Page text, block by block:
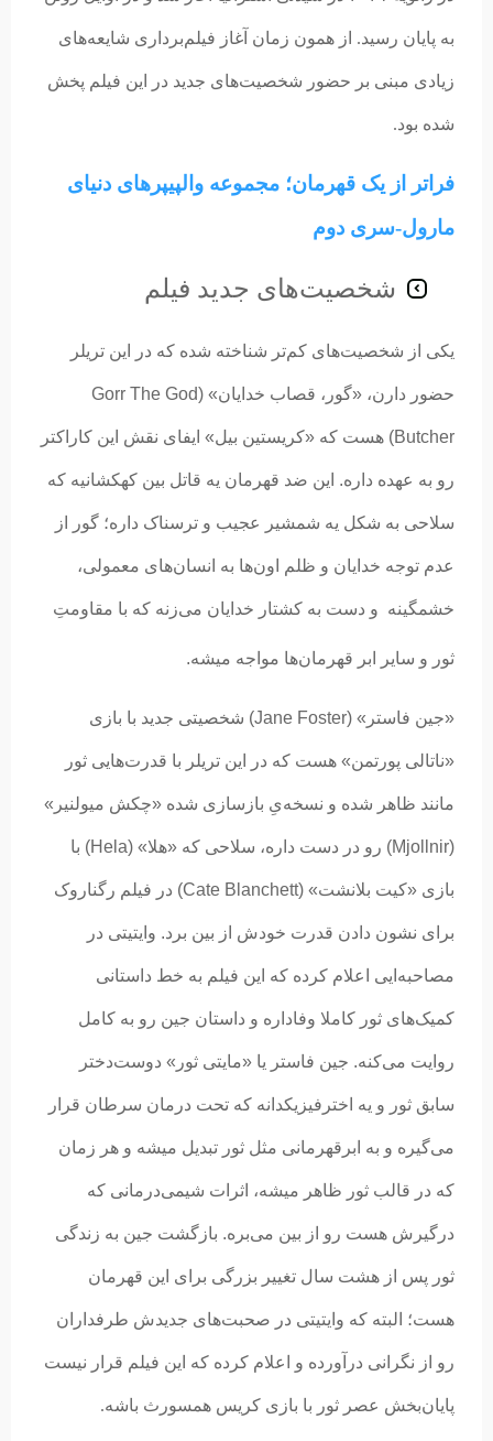
به پایان رسید. از همون زمان آغاز فیلم‌برداری شایعه‌های
زیادی مبنی بر حضور شخصیت‌های جدید در این فیلم پخش
شده‌ بود.
فراتر از یک قهرمان؛ مجموعه والپیپرهای دنیای
مارول-سری دوم
شخصیت‌های جدید فیلم
یکی از شخصیت‌های کم‌تر شناخته شده که در این تریلر
حضور دارن، «گور، قصاب خدایان» (Gorr The God
Butcher)‌ هست که «کریستین بیل» ایفای نقش این کاراکتر
رو به عهده داره. این ضد قهرمان یه قاتل بین کهکشانیه که
سلاحی به شکل یه شمشیر عجیب و ترسناک داره؛ گور از
عدم توجه خدایان و ظلم اون‌ها به انسان‌های معمولی،
خشمگینه و دست به کشتار خدایان می‌زنه که با مقاومتِ
ثور و سایر ابر قهرمان‌ها مواجه میشه.
«جین فاستر» (Jane Foster) شخصیتی جدید با بازی
«ناتالی پورتمن» هست که در این تریلر با قدرت‌هایی ثور
مانند ظاهر شده و نسخه‌یِ بازسازی شده «چکش میولنیر»
(Mjollnir) رو در دست داره، سلاحی که «هلا» (Hela) با
بازی «کیت بلانشت» (Cate Blanchett) در فیلم رگناروک
برای نشون دادن قدرت خودش از بین برد. وایتیتی در
مصاحبه‌ایی اعلام کرده که این فیلم به خط داستانی
کمیک‌های ثور کاملا وفاداره و داستان جین رو به کامل
روایت می‌کنه. جین فاستر یا «مایتی ثور» دوست‌دختر
سابق ثور و یه اخترفیزیکدانه که تحت درمان سرطان قرار
می‌گیره و به ابرقهرمانی مثل ثور تبدیل میشه و هر زمان
که در قالب ثور ظاهر میشه، اثرات شیمی‌درمانی که
درگیرش هست رو از بین می‌بره. بازگشت جین به زندگی
ثور پس از هشت سال تغییر بزرگی برای این قهرمان
هست؛ البته که وایتیتی در صحبت‌های جدیدش طرفداران
رو از نگرانی درآورده و اعلام کرده که این فیلم قرار نیست
پایان‌بخش عصر ثور با بازی کریس همسورث باشه.